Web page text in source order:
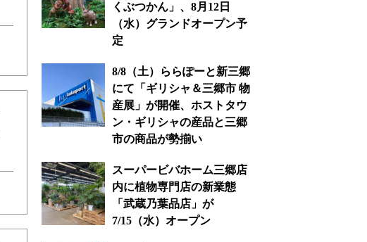
くぶつかん」、8月12日
（水）グランドオープン予
定
8/8（土）ららぽーと新三郷
にて「ギリシャ＆三郷市 物
産展」が開催、ホストタウ
ン・ギリシャの産品と三郷
市の商品が勢揃い
スーパービバホーム三郷店
内に植物専門店の新業態
「武蔵乃葉品店」が
7/15（水）オープン